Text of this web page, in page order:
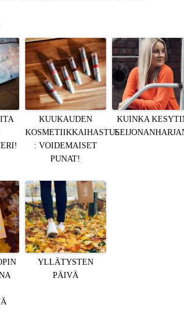
KUUKAUDEN
KOSMETIIKKAIHASTUS
: VOIDEMAISET
PUNAT!
KUINKA
YLLÄTYSTEN
PÄIVÄ